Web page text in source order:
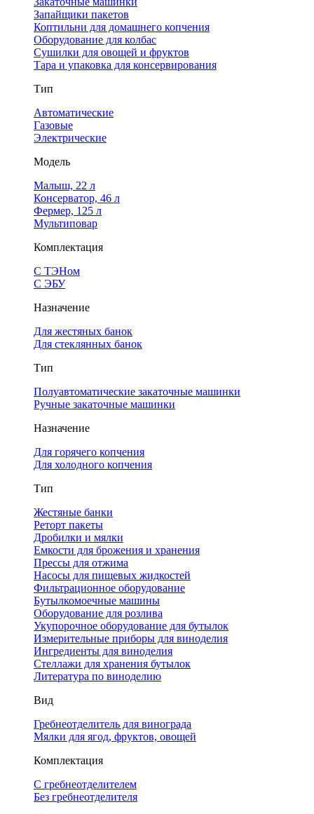
Запайщики пакетов
Коптильни для домашнего копчения
Оборудование для колбас
Сушилки для овощей и фруктов
Тара и упаковка для консервирования
Тип
Автоматические
Газовые
Электрические
Модель
Малыш, 22 л
Консерватор, 46 л
Фермер, 125 л
Мультиповар
Комплектация
С ТЭНом
С ЭБУ
Назначение
Для жестяных банок
Для стеклянных банок
Тип
Полуавтоматические закаточные машинки
Ручные закаточные машинки
Назначение
Для горячего копчения
Для холодного копчения
Тип
Жестяные банки
Реторт пакеты
Дробилки и мялки
Емкости для брожения и хранения
Прессы для отжима
Насосы для пищевых жидкостей
Фильтрационное оборудование
Бутылкомоечные машины
Оборудование для розлива
Укупорочное оборудование для бутылок
Измерительные приборы для виноделия
Ингредиенты для виноделия
Стеллажи для хранения бутылок
Литература по виноделию
Вид
Гребнеотделитель для винограда
Мялки для ягод, фруктов, овощей
Комплектация
С гребнеотделителем
Без гребнеотделителя